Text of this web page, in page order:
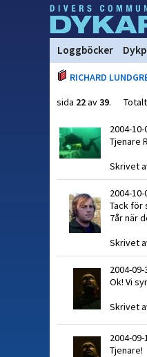
Loggböcker
RICHARD
sida 22av39. Totalt
2004-10-
Tjenare
Skrivet
2004-10-
Tack för
7år när
Skrivet
2004-09-
Ok! Vi
Skrivet
2004-09-
Tjenare!